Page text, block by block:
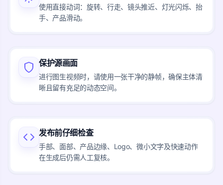
使用直接动词：旋转、行走、镜头推近、灯光闪烁、抬
手、产品滑动。
保护源画面
进行图生视频时，请使用一张干净的静帧，确保主体清
晰且留有充足的动态空间。
发布前仔细检查
手部、面部、产品边缘、Logo、微小文字及快速动作
在生成后仍需人工复核。